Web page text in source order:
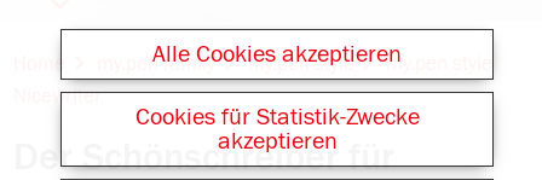
Online Shops für
my.pen family my.pen style
my.pen style
Nicewriter
Der Schönschreiber für
Alle Cookies akzeptieren
Cookies für Statistik-Zwecke
akzeptieren